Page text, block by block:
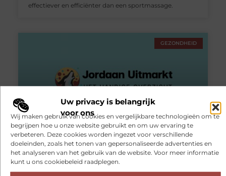
Uw privacy is belangrijk
voor ons
Wij maken gebruik van cookies en vergelijkbare technologieën om te
begrijpen hoe u onze website gebruikt en om uw ervaring te
verbeteren. Deze cookies worden ingezet voor verschillende
doeleinden, zoals het tonen van gepersonaliseerde advertenties en
het analyseren van het gebruik van de website. Voor meer informatie
kunt u ons cookiebeleid raadplegen.
effectiever en efficiënter dan een sportmassage.
GEZONDHEID
Afvallen Velp voor een gezond lichaam
Heb je moeite met afvallen en denk je dat je het niet
alleen aan kan, zoek dan de hulp van afvallen Velp.